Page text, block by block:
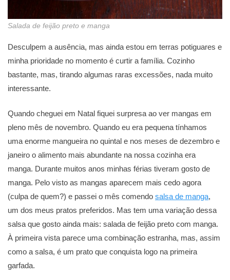
Salada de feijão preto e manga
Desculpem a ausência, mas ainda estou em terras potiguares e
minha prioridade no momento é curtir a família. Cozinho
bastante, mas, tirando algumas raras excessões, nada muito
interessante.
Quando cheguei em Natal fiquei surpresa ao ver mangas em
pleno mês de novembro. Quando eu era pequena tínhamos
uma enorme mangueira no quintal e nos meses de dezembro e
janeiro o alimento mais abundante na nossa cozinha era
manga. Durante muitos anos minhas férias tiveram gosto de
manga. Pelo visto as mangas aparecem mais cedo agora
(culpa de quem?) e passei o mês comendo salsa de manga,
um dos meus pratos preferidos. Mas tem uma variação dessa
salsa que gosto ainda mais: salada de feijão preto com manga.
À primeira vista parece uma combinação estranha, mas, assim
como a salsa, é um prato que conquista logo na primeira
garfada.